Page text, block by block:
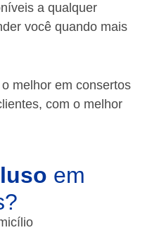
a qualquer
você quando mais
melhor em consertos
com o melhor
em